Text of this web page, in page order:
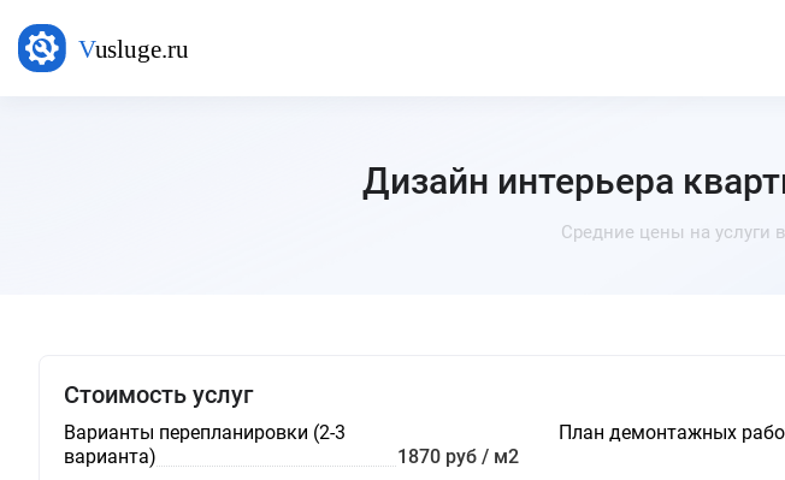
Дизайн интерьера
Средние цены на услуги
Стоимость услуг
Варианты перепланировки (2-3
варианта)
1870 руб / м2
План демонтажных